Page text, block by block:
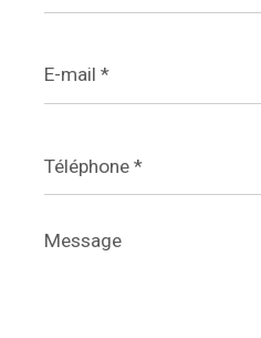
mail
*
*
Message
*